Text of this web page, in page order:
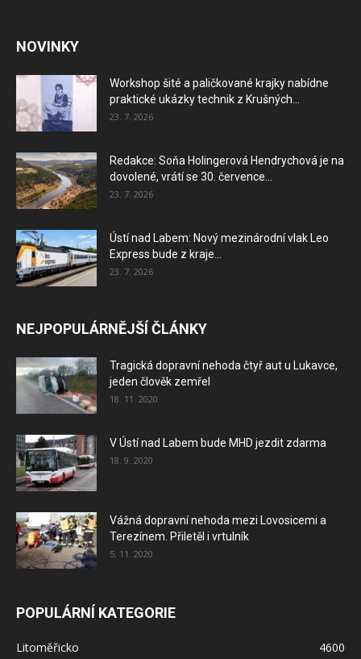
NOVINKY
Workshop šité a paličkované krajky nabídne
praktické ukázky technik z Krušných...
23. 7. 2026
Redakce: Soňa Holingerová Hendrychová je na
dovolené, vrátí se 30. července...
23. 7. 2026
Ústí nad Labem: Nový mezinárodní vlak Leo
Express bude z kraje...
23. 7. 2026
NEJPOPULÁRNĚJŠÍ ČLÁNKY
Tragická dopravní nehoda čtyř aut u Lukavce,
jeden člověk zemřel
18. 11. 2020
V Ústí nad Labem bude MHD jezdit zdarma
18. 9. 2020
Vážná dopravní nehoda mezi Lovosicemi a
Terezínem. Přiletěl i vrtulník
5. 11. 2020
POPULÁRNÍ KATEGORIE
Litoměřicko
4600